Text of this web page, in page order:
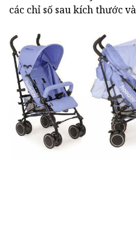
các chỉ số sau kích thước